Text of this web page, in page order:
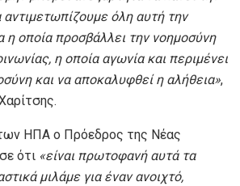
αντιμετωπίζουμε όλη αυτή την
η οποία προσβάλλει την νοημοσύνη
η οποία αγωνία και περιμένει
και να αποκαλυφθεί η αλήθεια»,
ΗΠΑ ο Πρόεδρος της Νέας
ότι «είναι πρωτοφανή αυτά τα
μιλάμε για έναν ανοιχτό,